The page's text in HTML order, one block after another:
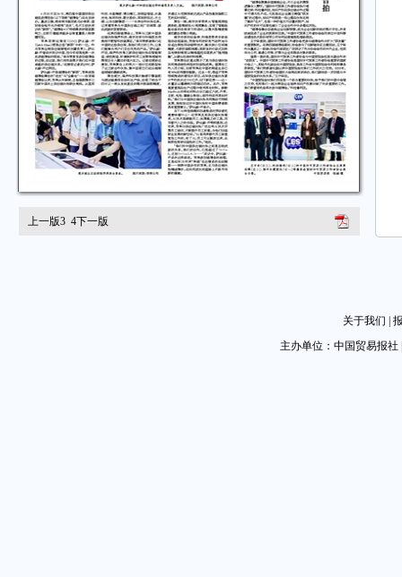
上一版3 4下一版
关于我们
主办单位：中国贸易报